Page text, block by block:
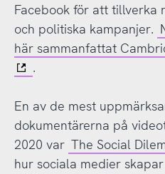
Facebook för att tillverka
och politiska kampanjer.
här sammanfattat
.
En av de mest
dokumentärerna på
2020 var The Social
hur sociala medier